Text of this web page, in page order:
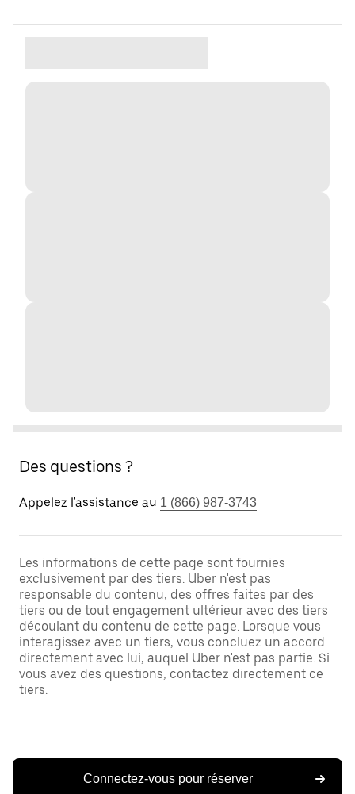
Des questions ?
Appelez l'assistance au 1 (866) 987-3743
Les informations de cette page sont fournies
exclusivement par des tiers. Uber n'est pas
responsable du contenu, des offres faites par des
tiers ou de tout engagement ultérieur avec des tiers
découlant du contenu de cette page. Lorsque vous
interagissez avec un tiers, vous concluez un accord
directement avec lui, auquel Uber n'est pas partie. Si
vous avez des questions, contactez directement ce
tiers.
Connectez-vous pour réserver